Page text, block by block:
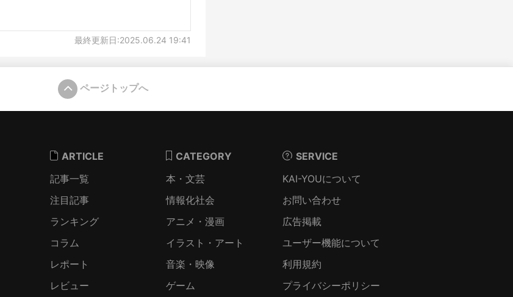
最終更新日:2025.06.24 19:41
ページトップへ
ARTICLE
記事一覧
注目記事
ランキング
コラム
レポート
レビュー
CATEGORY
本・文芸
情報化社会
アニメ・漫画
イラスト・アート
音楽・映像
ゲーム
SERVICE
KAI-YOUについて
お問い合わせ
広告掲載
ユーザー機能について
利用規約
プライバシーポリシー